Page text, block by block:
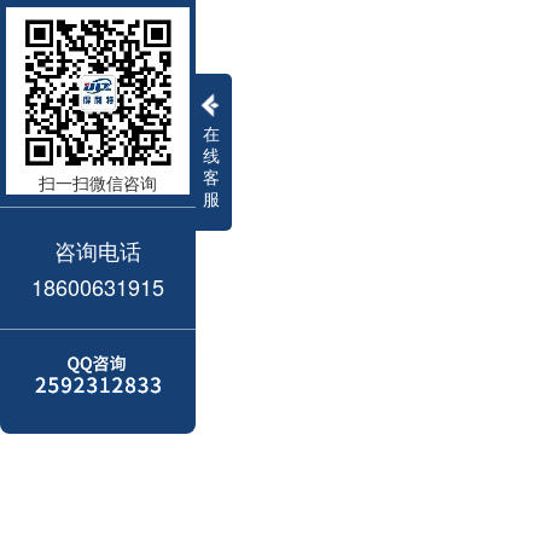
在
线
客
服
扫一扫微信咨询
咨询电话
18600631915